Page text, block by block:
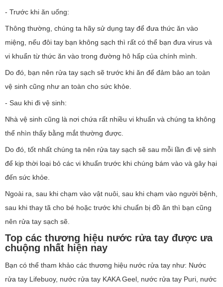
- Trước khi ăn uống:
Thông thường, chúng ta hãy sử dụng tay để đưa thức ăn vào
miệng, nếu đôi tay bạn không sạch thì rất có thể bạn đưa virus và
vi khuẩn từ thức ăn vào trong đường hô hấp của chính mình.
Do đó, bạn nên rửa tay sạch sẽ trước khi ăn để đảm bảo an toàn
vệ sinh cũng như an toàn cho sức khỏe.
- Sau khi đi vệ sinh:
Nhà vệ sinh cũng là nơi chứa rất nhiều vi khuẩn và chúng ta không
thể nhìn thấy bằng mắt thường được.
Do đó, tốt nhất chúng ta nên rửa tay sạch sẽ sau mỗi lần đi vệ sinh
để kịp thời loại bỏ các vi khuẩn trước khi chúng bám vào và gây hại
đến sức khỏe.
Ngoài ra, sau khi chạm vào vật nuôi, sau khi chạm vào người bệnh,
sau khi thay tã cho bé hoặc trước khi chuẩn bị đồ ăn thì bạn cũng
nên rửa tay sạch sẽ.
Top các thương hiệu nước rửa tay được ưa
chuộng nhất hiện nay
Bạn có thể tham khảo các thương hiệu nước rửa tay như: Nước
rửa tay Lifebuoy, nước rửa tay KAKA Geel, nước rửa tay Puri, nước